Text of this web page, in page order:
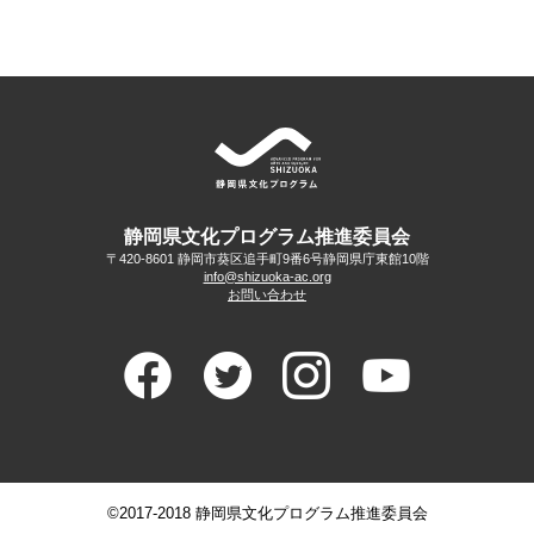
静岡県文化プログラム推進委員会
〒420-8601 静岡市葵区追手町9番6号静岡県庁東館10階
info@shizuoka-ac.org
お問い合わせ
©2017-2018 静岡県文化プログラム推進委員会